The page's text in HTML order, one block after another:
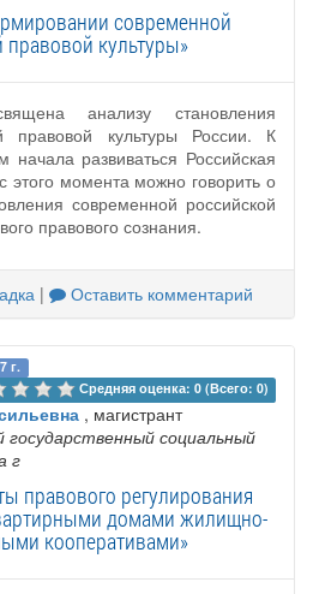
современной
правовой культуры»
анализу становления
правовой культуры России. К
начала развиваться Российская
этого момента можно говорить о
современной российской
правового сознания.
| Оставить комментарий
г.
Средняя оценка: 0 (Всего: 0)
, магистрант
социальный
г
правового регулирования
домами жилищно-
кооперативами»